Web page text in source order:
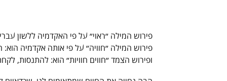
פירוש המילה ״ראוי״ על פי האקדמיה ללשון
פירוש המילה ״חוויה״ על פי אותה אקדמיה הוא:
ופירוש הצמד ״חווים חוויות״ הוא: להתנסות,